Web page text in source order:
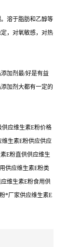
溶于脂肪和乙醇等
，对氧敏感，对热
加剂最/好是有益
加剂大都有一定的
应维生素E粉价格
生素E粉供应供应
E粉直供供应维生
供应维生素E粉类
维生素E粉食用供
*厂家供应维生素E